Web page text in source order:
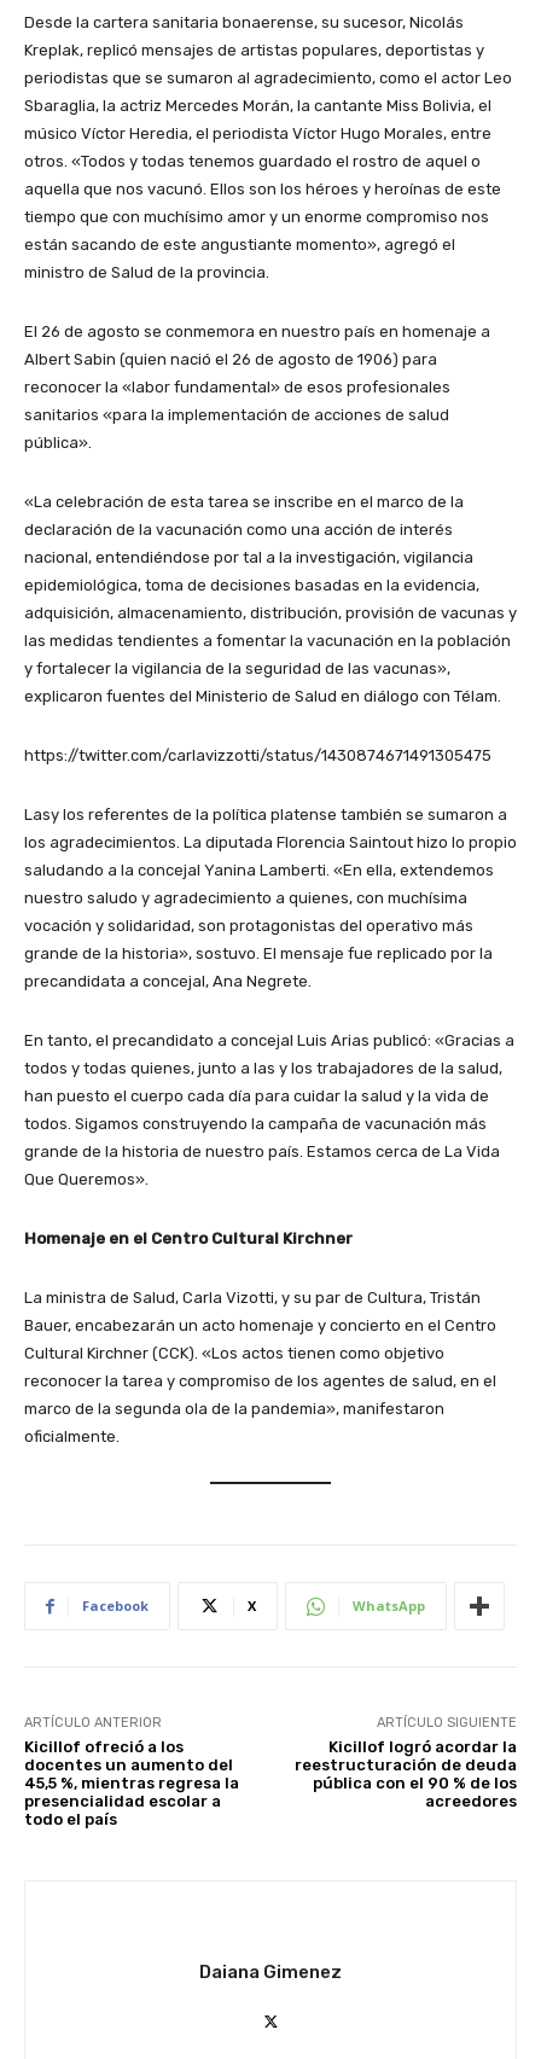
Desde la cartera sanitaria bonaerense, su sucesor, Nicolás
Kreplak, replicó mensajes de artistas populares, deportistas y
periodistas que se sumaron al agradecimiento, como el actor Leo
Sbaraglia, la actriz Mercedes Morán, la cantante Miss Bolivia, el
músico Víctor Heredia, el periodista Víctor Hugo Morales, entre
otros. «Todos y todas tenemos guardado el rostro de aquel o
aquella que nos vacunó. Ellos son los héroes y heroínas de este
tiempo que con muchísimo amor y un enorme compromiso nos
están sacando de este angustiante momento», agregó el
ministro de Salud de la provincia.
El 26 de agosto se conmemora en nuestro país en homenaje a
Albert Sabin (quien nació el 26 de agosto de 1906) para
reconocer la «labor fundamental» de esos profesionales
sanitarios «para la implementación de acciones de salud
pública».
«La celebración de esta tarea se inscribe en el marco de la
declaración de la vacunación como una acción de interés
nacional, entendiéndose por tal a la investigación, vigilancia
epidemiológica, toma de decisiones basadas en la evidencia,
adquisición, almacenamiento, distribución, provisión de vacunas y
las medidas tendientes a fomentar la vacunación en la población
y fortalecer la vigilancia de la seguridad de las vacunas»,
explicaron fuentes del Ministerio de Salud en diálogo con Télam.
https://twitter.com/carlavizzotti/status/1430874671491305475
Lasy los referentes de la política platense también se sumaron a
los agradecimientos. La diputada Florencia Saintout hizo lo propio
saludando a la concejal Yanina Lamberti. «En ella, extendemos
nuestro saludo y agradecimiento a quienes, con muchísima
vocación y solidaridad, son protagonistas del operativo más
grande de la historia», sostuvo. El mensaje fue replicado por la
precandidata a concejal, Ana Negrete.
En tanto, el precandidato a concejal Luis Arias publicó: «Gracias a
todos y todas quienes, junto a las y los trabajadores de la salud,
han puesto el cuerpo cada día para cuidar la salud y la vida de
todos. Sigamos construyendo la campaña de vacunación más
grande de la historia de nuestro país. Estamos cerca de La Vida
Que Queremos».
Homenaje en el Centro Cultural Kirchner
La ministra de Salud, Carla Vizotti, y su par de Cultura, Tristán
Bauer, encabezarán un acto homenaje y concierto en el Centro
Cultural Kirchner (CCK). «Los actos tienen como objetivo
reconocer la tarea y compromiso de los agentes de salud, en el
marco de la segunda ola de la pandemia», manifestaron
oficialmente.
Facebook X WhatsApp
ARTÍCULO ANTERIOR
Kicillof ofreció a los
docentes un aumento del
45,5 %, mientras regresa la
presencialidad escolar a
todo el país
ARTÍCULO SIGUIENTE
Kicillof logró acordar la
reestructuración de deuda
pública con el 90 % de los
acreedores
Daiana Gimenez